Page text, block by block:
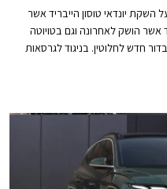
השקת יונדאי טוסון הייבריד אשר
אשר הושק לאחרונה וגם בטויוטה
בדור חדש לחלוטין. בניגוד לגרסאות
מ- 199,900 ₪.